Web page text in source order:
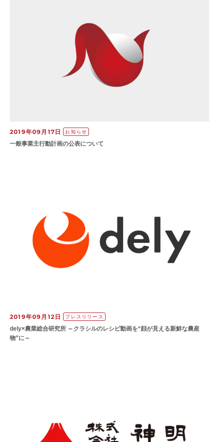
2019年09月17日 お知らせ
一般事業主行動計画の公表について
2019年09月12日 プレスリリース
dely×農業総合研究所 ～クラシルのレシピ動画を“顔が見える新鮮な農産
物”に～